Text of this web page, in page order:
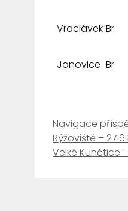
Vraclávek Br
Janovice Br
Navigace
Rýžoviště –
Velké Kunětice –